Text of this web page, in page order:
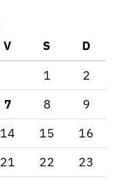
V S
D
1
2
7 8
9
14 15
16
21 22
23